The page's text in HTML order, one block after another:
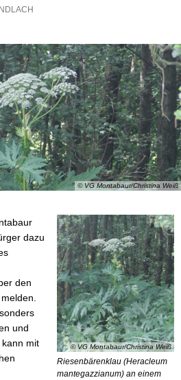
Wasser & Abwasser
Beauftragte
Mobilität
© VG Montabaur/Christina Weiß
© VG Montabaur/Christina Weiß
Riesenbärenklau (Heracleum
mantegazzianum) an einem
dazu
den
und
mit